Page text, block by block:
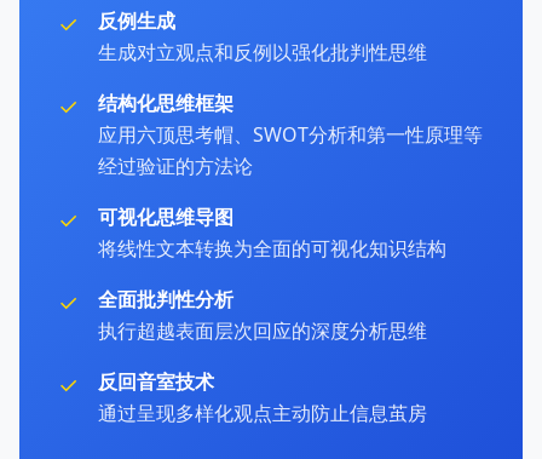
✓
反例生成
生成对立观点和反例以强化批判性思维
✓
结构化思维框架
应用六顶思考帽、SWOT分析和第一性原理等
经过验证的方法论
✓
可视化思维导图
将线性文本转换为全面的可视化知识结构
✓
全面批判性分析
执行超越表面层次回应的深度分析思维
✓
反回音室技术
通过呈现多样化观点主动防止信息茧房